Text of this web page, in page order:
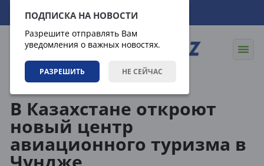
ПОДПИСКА НА НОВОСТИ
Разрешите отправлять Вам
уведомления о важных новостях.
РАЗРЕШИТЬ НЕ СЕЙЧАС
08.08.2026 20:22:05
В Казахстане откроют
новый центр
авиационного туризма в